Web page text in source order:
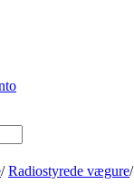
/ Radiostyrede vægure/